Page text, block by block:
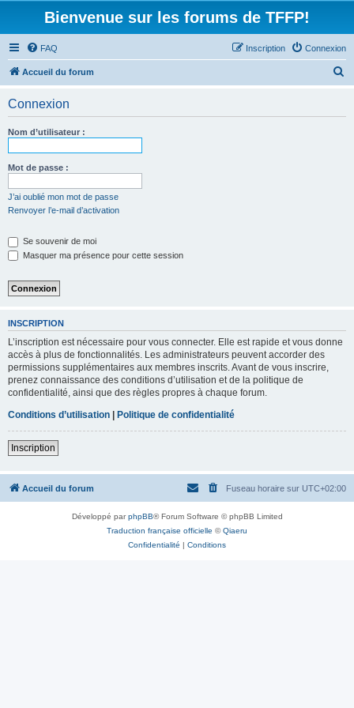
Bienvenue sur les forums de TFFP!
FAQ Connexion
Inscription
Accueil du forum
Connexion
Nom d’utilisateur :
Mot de passe :
J’ai oublié mon mot de passe
Renvoyer l’e-mail d’activation
Se souvenir de moi
Masquer ma présence pour cette session
INSCRIPTION
L’inscription est nécessaire pour vous connecter. Elle est rapide et vous donne
accès à plus de fonctionnalités. Les administrateurs peuvent accorder des
permissions supplémentaires aux membres inscrits. Avant de vous inscrire,
prenez connaissance des conditions d’utilisation et de la politique de
confidentialité, ainsi que des règles propres à chaque forum.
Conditions d’utilisation | Politique de confidentialité
Inscription
Accueil du forum Fuseau horaire sur UTC+02:00
Développé parphpBB® Forum Software © phpBB Limited
Traduction française officielle ©Qiaeru
Confidentialité | Conditions